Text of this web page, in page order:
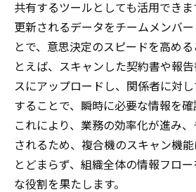
共有するツールとしても活用でき
更新されるデータをチームメンバ
とで、意思決定のスピードを高め
とえば、スキャンした契約書や報
スにアップロードし、関係者に対
することで、瞬時に必要な情報を確
これにより、業務の効率化が進み
されるため、複合機のスキャン機
とどまらず、組織全体の情報フロ
な役割を果たします。